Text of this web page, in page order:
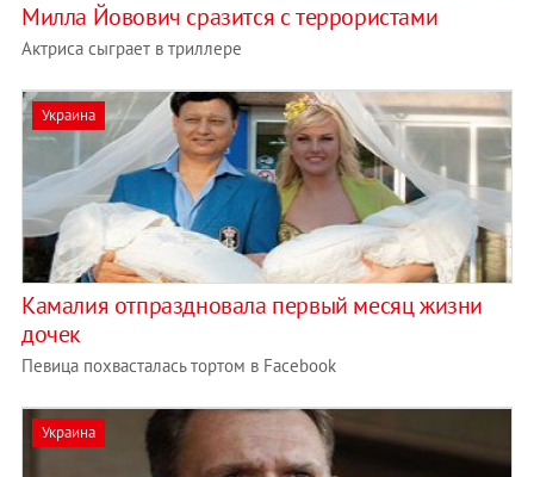
Милла Йовович сразится с террористами
Актриса сыграет в триллере
Украина
Камалия отпраздновала первый месяц жизни
дочек
Певица похвасталась тортом в Facebook
Украина